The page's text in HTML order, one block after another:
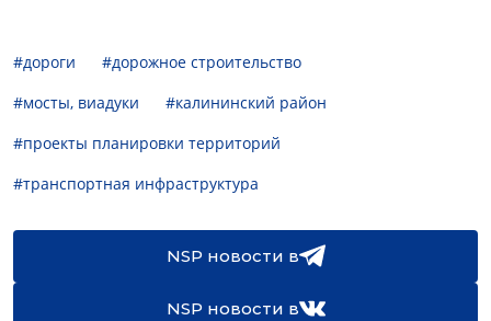
#дороги
#дорожное строительство
#мосты, виадуки
#калининский район
#проекты планировки территорий
#транспортная инфраструктура
NSP новости в
NSP новости в